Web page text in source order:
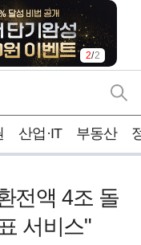
2/2
산업·IT 부동산
전액 4조 돌
서비스"